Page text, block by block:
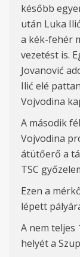
később
után Luka
a kék-fehér
vezetést is.
Jovanović
Ilić elé
Vojvodina
A második
Vojvodina
átütőerő a
TSC
Ezen a
lépett
A nem teljes
helyét a